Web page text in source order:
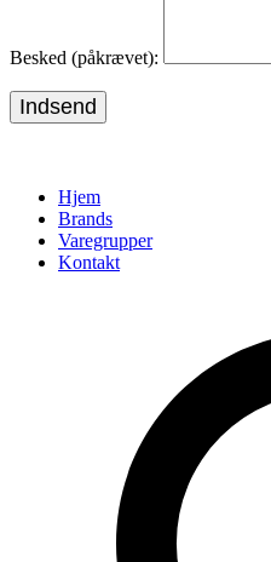
Besked (påkrævet):
Indsend
Hjem
Brands
Varegrupper
Kontakt